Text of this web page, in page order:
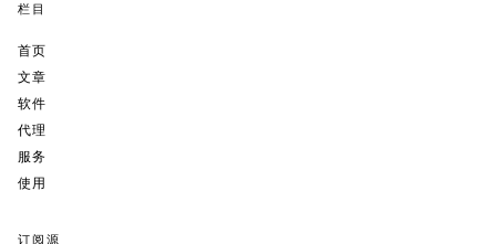
栏目
首页
文章
软件
代理
服务
使用
订阅源